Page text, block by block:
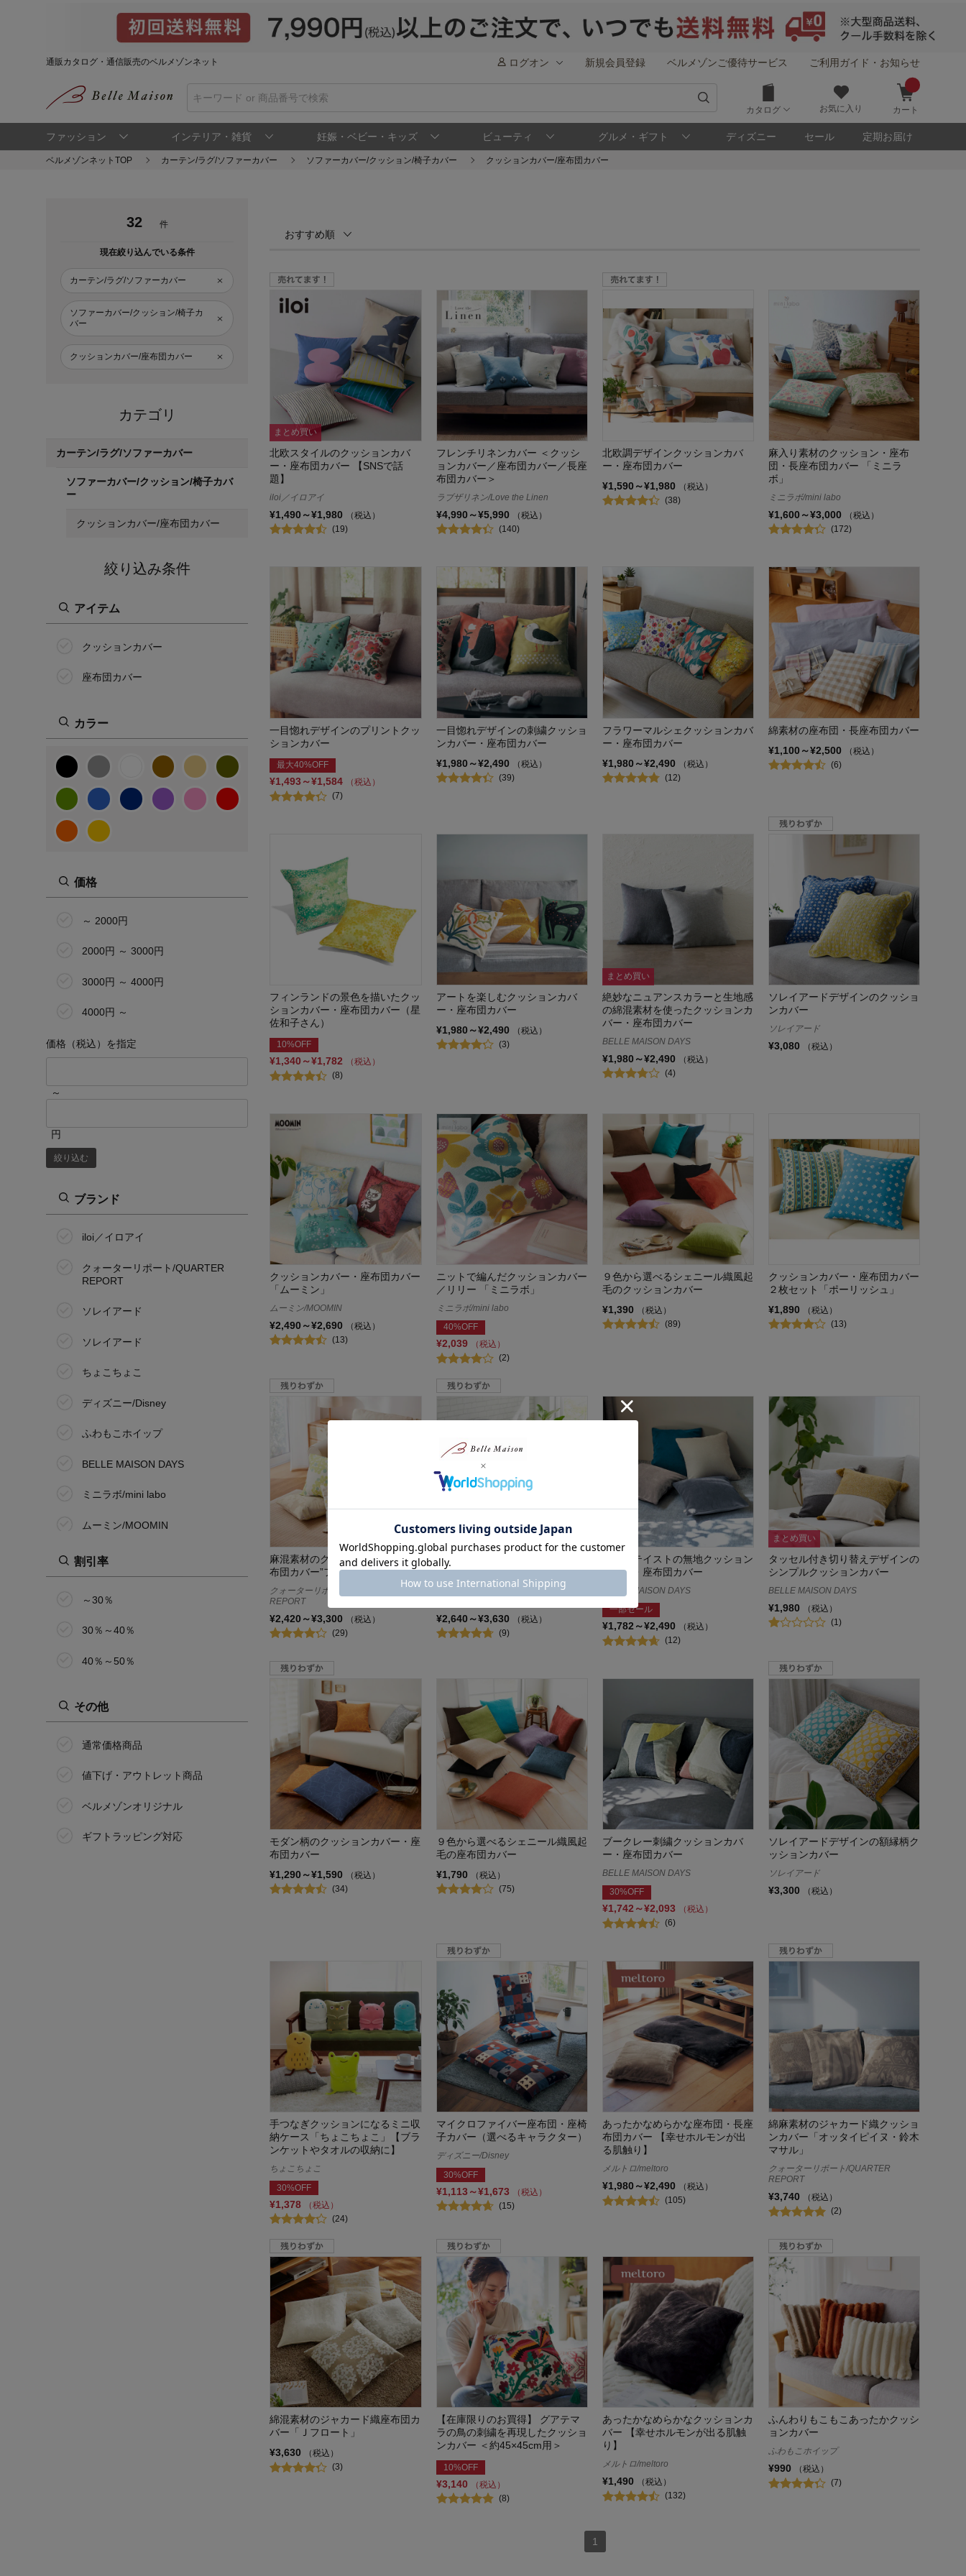
通販カタログ・通信販売のベルメゾンネット ログオン 新規会員登録 ベルメゾンご優待サービス ご利用ガイド・お知らせ
カタログ お気に入り カート
ファッション インテリア・雑貨 妊娠・ベビー・キッズ ビューティ グルメ・ギフト ディズニー セール 定期お届け
ベルメゾンネットTOP カーテン/ラグ/ソファーカバー ソファーカバー/クッション/椅子カバー クッションカバー/座布団カバー
32 件
現在絞り込んでいる条件
カーテン/ラグ/ソファーカバー
ソファーカバー/クッション/椅子カ
バー
クッションカバー/座布団カバー
カテゴリ
カーテン/ラグ/ソファーカバー
ソファーカバー/クッション/椅子カバ
ー
クッションカバー/座布団カバー
絞り込み条件
アイテム
クッションカバー
座布団カバー
カラー
価格
～ 2000円
2000円 ～ 3000円
3000円 ～ 4000円
4000円 ～
価格（税込）を指定
～
円
絞り込む
ブランド
iloi／イロアイ
クォーターリポート/QUARTER
REPORT
ソレイアード
ソレイアード
ちょこちょこ
ディズニー/Disney
ふわもこホイップ
BELLE MAISON DAYS
ミニラボ/mini labo
ムーミン/MOOMIN
メルトロ/meltoro
割引率
～30％
30％～40％
40％～50％
その他
通常価格商品
値下げ・アウトレット商品
ベルメゾンオリジナル
ギフトラッピング対応
おすすめ順
まとめ買い
北欧スタイルのクッションカバ
ー・座布団カバー 【SNSで話
題】
iloi／イロアイ
¥1,490～¥1,980
（税込）
(19)
フレンチリネンカバー ＜クッシ
ョンカバー／座布団カバー／長座
布団カバー＞
ラブザリネン/Love the Linen
¥4,990～¥5,990
（税込）
(140)
北欧調デザインクッションカバ
ー・座布団カバー
¥1,590～¥1,980
（税込）
(38)
麻入り素材のクッション・座布
団・長座布団カバー 「ミニラ
ボ」
ミニラボ/mini labo
¥1,600～¥3,000
（税込）
(172)
一目惚れデザインのプリントクッ
ションカバー
最大40%OFF
¥1,493～¥1,584
（税込）
(7)
一目惚れデザインの刺繍クッショ
ンカバー・座布団カバー
¥1,980～¥2,490
（税込）
(39)
フラワーマルシェクッションカバ
ー・座布団カバー
¥1,980～¥2,490
（税込）
(12)
綿素材の座布団・長座布団カバー
¥1,100～¥2,500
（税込）
(6)
フィンランドの景色を描いたクッ
ションカバー・座布団カバー（星
佐和子さん）
10%OFF
¥1,340～¥1,782
（税込）
(8)
アートを楽しむクッションカバ
ー・座布団カバー
¥1,980～¥2,490
（税込）
(3)
まとめ買い
絶妙なニュアンスカラーと生地感
の綿混素材を使ったクッションカ
バー・座布団カバー
BELLE MAISON DAYS
¥1,980～¥2,490
（税込）
(4)
ソレイアードデザインのクッショ
ンカバー
ソレイアード
¥3,080 （税込）
クッションカバー・座布団カバー
「ムーミン」
ムーミン/MOOMIN
¥2,490～¥2,690
（税込）
(13)
ニットで編んだクッションカバー
／リリー 「ミニラボ」
ミニラボ/mini labo
40%OFF
¥2,039
（税込）
(2)
９色から選べるシェニール織風起
毛のクッションカバー
¥1,390
（税込）
(89)
クッションカバー・座布団カバー
２枚セット「ポーリッシュ」
¥1,890
（税込）
(13)
麻混素材のクッションカバー・座
布団カバー”フロート”
クォーターリポート/QUARTER
REPORT
¥2,420～¥3,300
（税込）
(29)
綿素材を使ったクッションカバ
ー・座布団カバー＜ミュート＞
クォーターリポート/QUARTER
¥2,640～¥3,630
（税込）
(9)
モダンテイストの無地クッション
カバー・座布団カバー
BELLE MAISON DAYS
一部セール
¥1,782～¥2,490
（税込）
(12)
まとめ買い
タッセル付き切り替えデザインの
シンプルクッションカバー
BELLE MAISON DAYS
¥1,980
（税込）
(1)
モダン柄のクッションカバー・座
布団カバー
¥1,290～¥1,590
（税込）
(34)
９色から選べるシェニール織風起
毛の座布団カバー
¥1,790
（税込）
(75)
ブークレー刺繍クッションカバ
ー・座布団カバー
BELLE MAISON DAYS
30%OFF
¥1,742～¥2,093
（税込）
(6)
ソレイアードデザインの額縁柄ク
ッションカバー
ソレイアード
¥3,300 （税込）
手つなぎクッションになるミニ収
納ケース「ちょこちょこ」【ブラ
ンケットやタオルの収納に】
ちょこちょこ
30%OFF
¥1,378
（税込）
(24)
マイクロファイバー座布団・座椅
子カバー（選べるキャラクター）
ディズニー/Disney
30%OFF
¥1,113～¥1,673
（税込）
(15)
あったかなめらかな座布団・長座
布団カバー 【幸せホルモンが出
る肌触り】
メルトロ/meltoro
¥1,980～¥2,490
（税込）
(105)
綿麻素材のジャカード織クッショ
ンカバー「オッタイピイヌ・鈴木
マサル」
クォーターリポート/QUARTER
REPORT
¥3,740
（税込）
(2)
綿混素材のジャカード織座布団カ
バー「Ｊフロート」
¥3,630
（税込）
(3)
【在庫限りのお買得】 グアテマ
ラの鳥の刺繍を再現したクッショ
ンカバー ＜約45×45cm用＞
10%OFF
¥3,140
（税込）
(8)
あったかなめらかなクッションカ
バー 【幸せホルモンが出る肌触
り】
メルトロ/meltoro
¥1,490
（税込）
(132)
ふんわりもこもこあったかクッシ
ョンカバー
ふわもこホイップ
¥990
（税込）
(7)
1